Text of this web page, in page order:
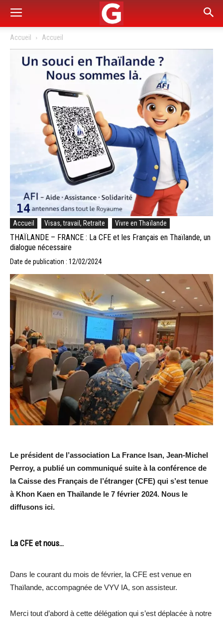
Accueil Accueil
Accueil Visas, travail, Retraite Vivre en Thaïlande
THAÏLANDE – FRANCE : La CFE et les Français en Thaïlande, un
dialogue nécessaire
Date de publication : 12/02/2024
Le président de l’association La France Isan, Jean-Michel
Perroy, a publié un communiqué suite à la conférence de
la Caisse des Français de l’étranger (CFE) qui s’est tenue
à Khon Kaen en Thaïlande le 7 février 2024. Nous le
diffusons ici.
La CFE et nous…
Dans le courant du mois de février, la CFE est venue en
Thaïlande, accompagnée de VYV IA, son assisteur.
Merci tout d’abord à cette délégation qui s’est déplacée à notre